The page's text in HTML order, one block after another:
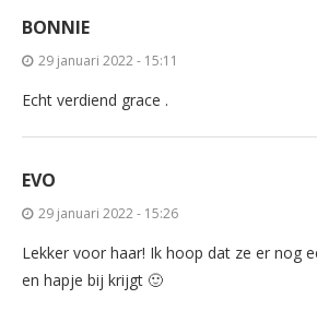
BONNIE
29 januari 2022 - 15:11
Echt verdiend grace .
EVO
29 januari 2022 - 15:26
Lekker voor haar! Ik hoop dat ze er nog
en hapje bij krijgt 🙂